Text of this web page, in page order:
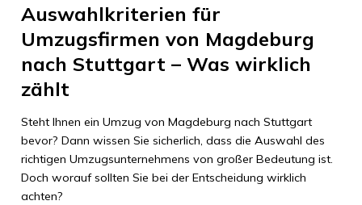
Auswahlkriterien für
Umzugsfirmen von Magdeburg
nach Stuttgart – Was wirklich
zählt
Steht Ihnen ein Umzug von Magdeburg nach Stuttgart
bevor? Dann wissen Sie sicherlich, dass die Auswahl des
richtigen Umzugsunternehmens von großer Bedeutung ist.
Doch worauf sollten Sie bei der Entscheidung wirklich
achten?